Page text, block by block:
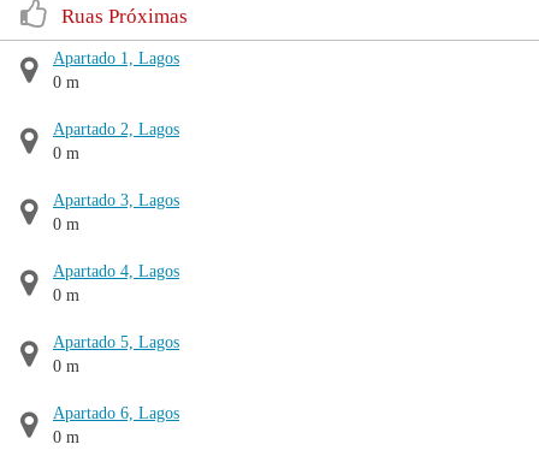
Ruas Próximas
Apartado 1, Lagos
0 m
Apartado 2, Lagos
0 m
Apartado 3, Lagos
0 m
Apartado 4, Lagos
0 m
Apartado 5, Lagos
0 m
Apartado 6, Lagos
0 m